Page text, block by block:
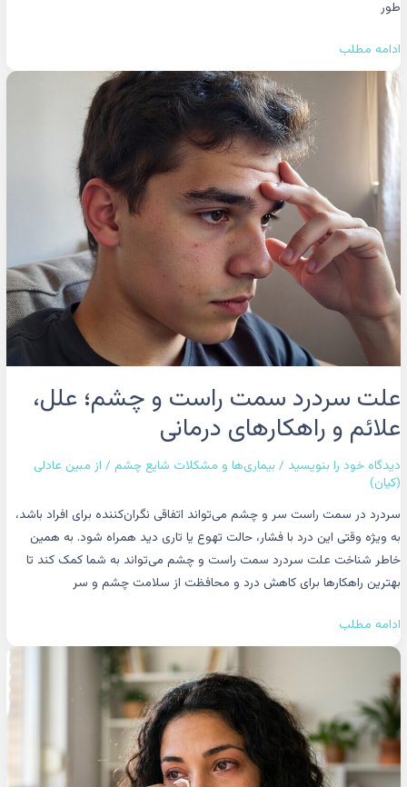
طور
ادامه مطلب
علت سردرد سمت راست و چشم؛ علل،
علائم و راهکارهای درمانی
دیدگاه‌ خود را بنویسید / بیماری‌ها و مشکلات شایع چشم / از مبین عادلی
(کیان)
سردرد در سمت راست سر و چشم می‌تواند اتفاقی نگران‌کننده برای افراد باشد،
به ویژه وقتی این درد با فشار، حالت تهوع یا تاری دید همراه شود. به همین
خاطر شناخت علت سردرد سمت راست و چشم می‌تواند به شما کمک کند تا
بهترین راهکارها برای کاهش درد و محافظت از سلامت چشم و سر
علت
سردرد
سمت
راست
چشم؛
علل،
علائم
راهکارهای
درمانی
ادامه مطلب
آلرژی
چشم:
علت،
علائم
و
روش‌های